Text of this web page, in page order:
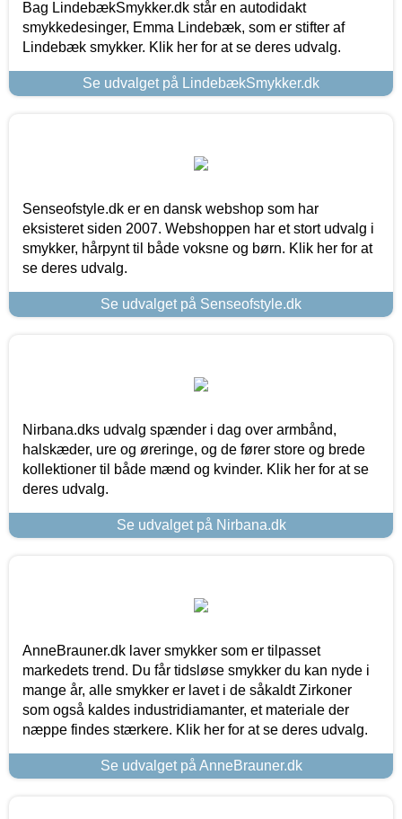
Bag LindebækSmykker.dk står en autodidakt
smykkedesinger, Emma Lindebæk, som er stifter af
Lindebæk smykker. Klik her for at se deres udvalg.
Se udvalget på LindebækSmykker.dk
Senseofstyle.dk er en dansk webshop som har
eksisteret siden 2007. Webshoppen har et stort udvalg i
smykker, hårpynt til både voksne og børn. Klik her for at
se deres udvalg.
Se udvalget på Senseofstyle.dk
Nirbana.dks udvalg spænder i dag over armbånd,
halskæder, ure og øreringe, og de fører store og brede
kollektioner til både mænd og kvinder. Klik her for at se
deres udvalg.
Se udvalget på Nirbana.dk
AnneBrauner.dk laver smykker som er tilpasset
markedets trend. Du får tidsløse smykker du kan nyde i
mange år, alle smykker er lavet i de såkaldt Zirkoner
som også kaldes industridiamanter, et materiale der
næppe findes stærkere. Klik her for at se deres udvalg.
Se udvalget på AnneBrauner.dk